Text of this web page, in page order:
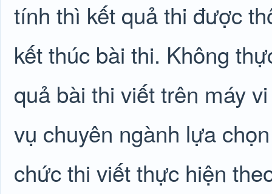
tính thì kết quả thi được
kết thúc bài thi. Không
quả bài thi viết trên máy
vụ chuyên ngành lựa
chức thi viết thực hiện